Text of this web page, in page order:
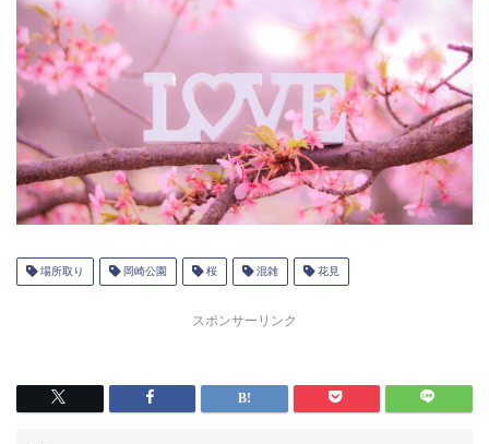
場所取り 岡崎公園 桜 混雑 花見
スポンサーリンク